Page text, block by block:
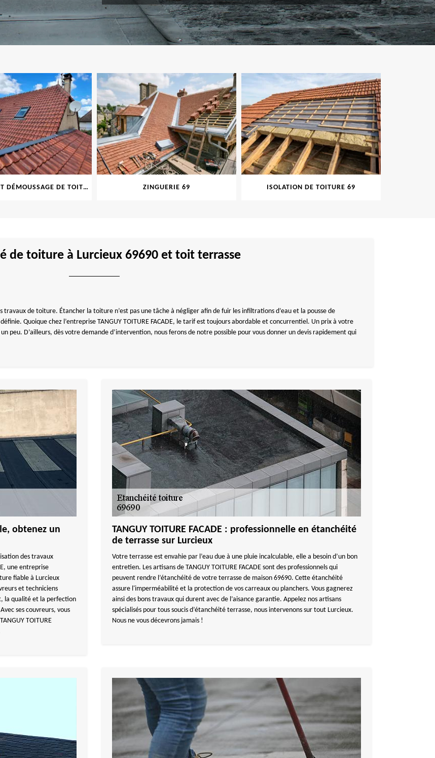
NETTOYAGE ET DÉMOUSSAGE DE TOITURE ET FAÇADE 69 ZINGUERIE 69 ISOLATION DE TOITURE 69 PEINTURE SUR TUILE 69
de toiture à Lurcieux 69690 et toit terrasse
travaux de toiture. Étancher la toiture n’est pas une tâche à négliger afin de fuir les infiltrations d’eau et la pousse de
Quoique chez l’entreprise TANGUY TOITURE FACADE, le tarif est toujours abordable et concurrentiel. Un prix à votre
peu. D’ailleurs, dès votre demande d’intervention, nous ferons de notre possible pour vous donner un devis rapidement qui
obtenez un
des travaux
une entreprise
fiable à Lurcieux
et techniciens
la qualité et la perfection
ses couvreurs, vous
TOITURE
TANGUY TOITURE FACADE : professionnelle en étanchéité
de terrasse sur Lurcieux
Votre terrasse est envahie par l’eau due à une pluie incalculable, elle a besoin d’un bon
entretien. Les artisans de TANGUY TOITURE FACADE sont des professionnels qui
peuvent rendre l’étanchéité de votre terrasse de maison 69690. Cette étanchéité
assure l'imperméabilité et la protection de vos carreaux ou planchers. Vous gagnerez
ainsi des bons travaux qui durent avec de l’aisance garantie. Appelez nos artisans
spécialisés pour tous soucis d’étanchéité terrasse, nous intervenons sur tout Lurcieux.
Nous ne vous décevrons jamais !